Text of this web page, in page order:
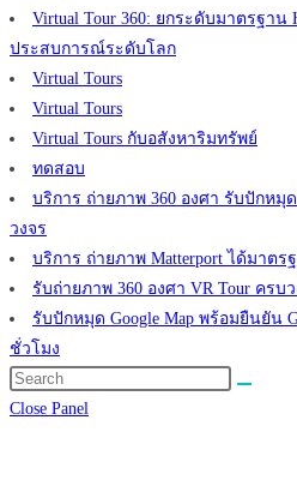
Virtual Tour 360: ยกระดับมาตรฐาน
ประสบการณ์ระดับโลก
Virtual Tours
Virtual Tours
Virtual Tours กับอสังหาริมทรัพย์
ทดสอบ
บริการ ถ่ายภาพ 360 องศา รับปักหมุด
วงจร
บริการ ถ่ายภาพ Matterport ได้มาตร
รับถ่ายภาพ 360 องศา VR Tour ครบว
รับปักหมุด Google Map พร้อมยืนยัน
ชั่วโมง
Search
this
Close Panel